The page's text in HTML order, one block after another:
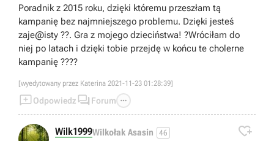
Poradnik z 2015 roku, dzięki któremu przeszłam tą
kampanię bez najmniejszego problemu. Dzięki jesteś
zaje@isty ??. Gra z mojego dzieciństwa! ?Wróciłam do
niej po latach i dzięki tobie przejdę w końcu te cholerne
kampanię ????
[wyedytowany przez Katerina 2021-11-23 01:28:39]
Odpowiedz  Forum 
Wilk1999Wilkołak Asasin 46 